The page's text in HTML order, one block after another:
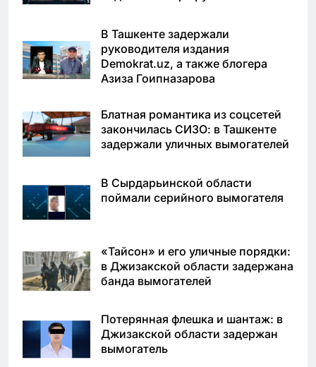
В Ташкенте задержали
руководителя издания
Demokrat.uz, а также блогера
Азиза Гоипназарова
Блатная романтика из соцсетей
закончилась СИЗО: в Ташкенте
задержали уличных вымогателей
В Сырдарьинской области
поймали серийного вымогателя
«Тайсон» и его уличные порядки:
в Джизакской области задержана
банда вымогателей
Потерянная флешка и шантаж: в
Джизакской области задержан
вымогатель